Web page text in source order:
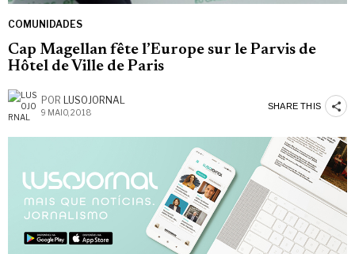
COMUNIDADES
Cap Magellan fête l’Europe sur le Parvis de
Hôtel de Ville de Paris
POR LUSOJORNAL
9 MAIO, 2018
SHARE THIS